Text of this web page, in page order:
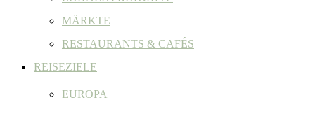
MÄRKTE
RESTAURANTS & CAFÉS
REISEZIELE
EUROPA